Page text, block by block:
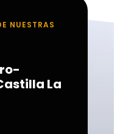
NUESTRAS
La